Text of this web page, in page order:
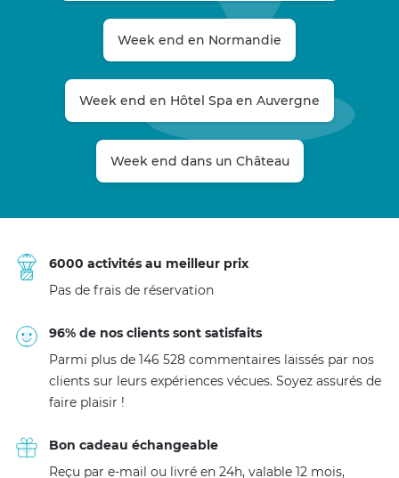
Week end en Normandie
Week end en Hôtel Spa en Auvergne
Week end dans un Château
6000 activités au meilleur prix
Pas de frais de réservation
96% de nos clients sont satisfaits
Parmi plus de 146 528 commentaires laissés par nos
clients sur leurs expériences vécues. Soyez assurés de
faire plaisir !
Bon cadeau échangeable
Reçu par e-mail ou livré en 24h, valable 12 mois,